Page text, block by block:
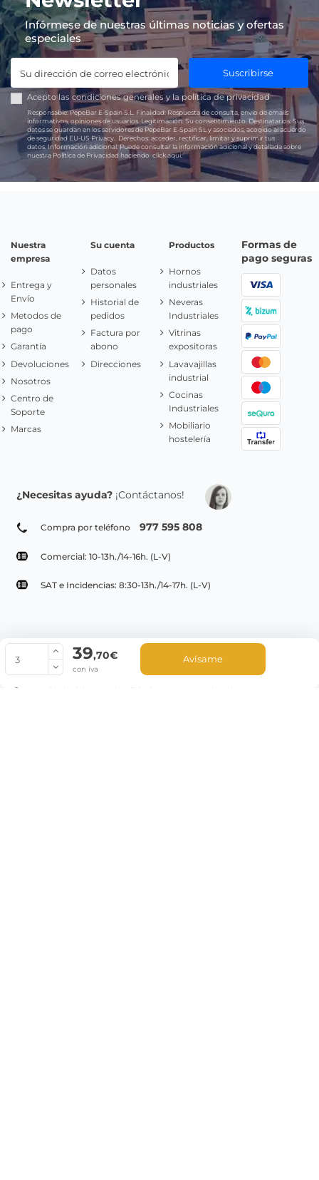
39,70€
con iva
Avísame
La cantidad mínima en el pedido de compra para el producto es 3.
Infórmese de nuestras últimas noticias y ofertas
especiales
Suscribirse
Acepto las condiciones generales y lapolítica de privacidad
Responsable:PepeBar E-Spain S.L. Finalidad: Respuesta de consulta, envío de emails
informativos, opiniones de usuarios. Legitimación: Su consentimiento. Destinatarios: Sus
datos se guardan en los servidores de PepeBar E-Spain SL y asociados, acogido al acuerdo
de seguridad EU-US Privacy.
Derechos: acceder, rectificar, limitar y suprimir tus
datos. Información adicional:Puede consultar la información adicional y detallada sobre
nuestra Política de Privacidad haciendoclick aquí.
Nuestra
empresa
Entrega y
Envío
Metodos de
pago
Garantía
Devoluciones
Nosotros
Centro de
Soporte
Marcas
Su cuenta
Datos
personales
Historial de
pedidos
Factura por
abono
Direcciones
Productos
Hornos
industriales
Neveras
Industriales
Vitrinas
expositoras
Lavavajillas
industrial
Cocinas
Industriales
Mobiliario
hostelería
Formas de
pago seguras
¿Necesitas ayuda? ¡Contáctanos!
Compra por teléfono 977 595 808
Comercial: 10-13h./14-16h. (L-V)
SAT e Incidencias: 8:30-13h./14-17h. (L-V)
© Copyright 2022 PepeBar.com |
Aviso legal y
Condiciones generales de compra |